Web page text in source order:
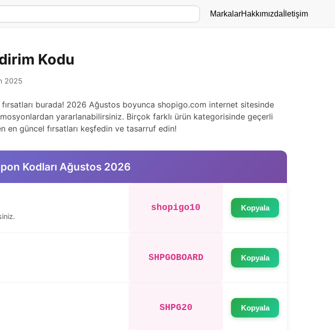
MarkalarHakkımızda İletişim
Kodu
2025
burada! 2026 Ağustos boyunca shopigo.com internet sitesinde
yararlanabilirsiniz. Birçok farklı ürün kategorisinde geçerli
en güncel fırsatları keşfedin ve tasarruf edin!
Kodları Ağustos 2026
shopigo10 Kopyala
SHPGOBOARD Kopyala
SHPG20 Kopyala